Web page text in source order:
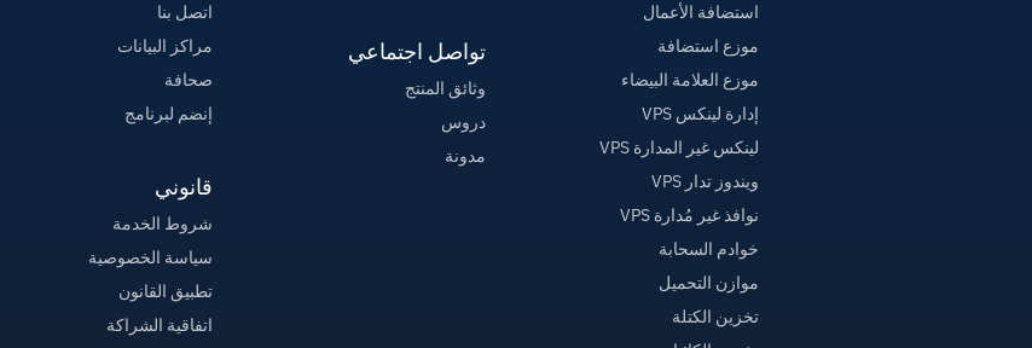
استضافة الأعمال
موزع استضافة
موزع العلامة البيضاء
إدارة لينكس VPS
لينكس غير المدارة VPS
ويندوز تدار VPS
نوافذ غير مُدارة VPS
خوادم السحابة
موازن التحميل
تخزين الكتلة
تواصل اجتماعي
وثائق المنتج
دروس
مدونة
اتصل بنا
مراكز البيانات
صحافة
إنضم لبرنامج
قانوني
شروط الخدمة
سياسة الخصوصية
تطبيق القانون
اتفاقية الشراكة